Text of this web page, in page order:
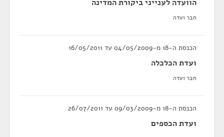
הוועדה לענייני ביקורת המדינה
חבר ועדה
הכנסת ה-18 מ-04/05/2009 עד 16/05/2011
ועדת הכלכלה
חבר ועדה
הכנסת ה-18 מ-09/03/2009 עד 26/07/2011
ועדת הכספים